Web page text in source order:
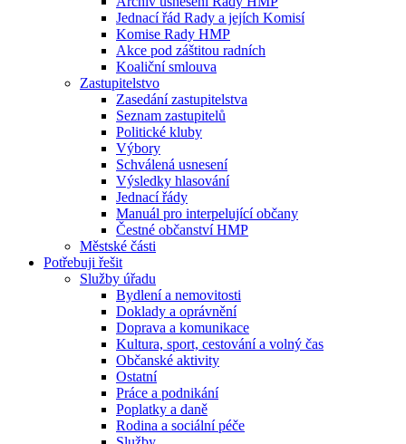
Jednací řád Rady a jejích Komisí
Komise Rady HMP
Akce pod záštitou radních
Koaliční smlouva
Zastupitelstvo
Zasedání zastupitelstva
Seznam zastupitelů
Politické kluby
Výbory
Schválená usnesení
Výsledky hlasování
Jednací řády
Manuál pro interpelující občany
Čestné občanství HMP
Městské části
Potřebuji řešit
Služby úřadu
Bydlení a nemovitosti
Doklady a oprávnění
Doprava a komunikace
Kultura, sport, cestování a volný čas
Občanské aktivity
Ostatní
Práce a podnikání
Poplatky a daně
Rodina a sociální péče